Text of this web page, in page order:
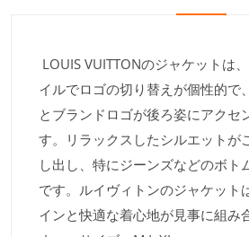
LOUIS VUITTONのジャケットは
イルでロゴの切り替えが個性的で
とブランドロゴが後ろ姿にアクセ
す。リラックスしたシルエットが
し出し、特にジーンズなどのボト
です。ルイヴィトンのジャケット
インと快適な着心地が見事に組み